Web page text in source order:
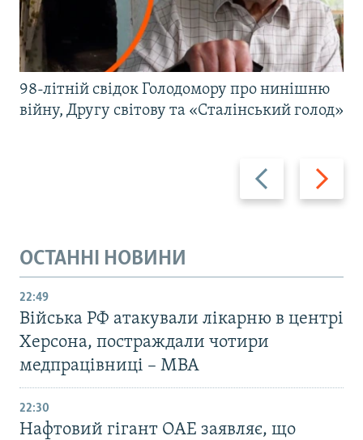
Назад Вперед
98-літній свідок Голодомору про нинішню
війну, Другу світову та «Сталінський голод»
ОСТАННІ НОВИНИ
22:49
Війська РФ атакували лікарню в центрі
Херсона, постраждали чотири
медпрацівниці – МВА
22:30
Нафтовий гігант ОАЕ заявляє, що